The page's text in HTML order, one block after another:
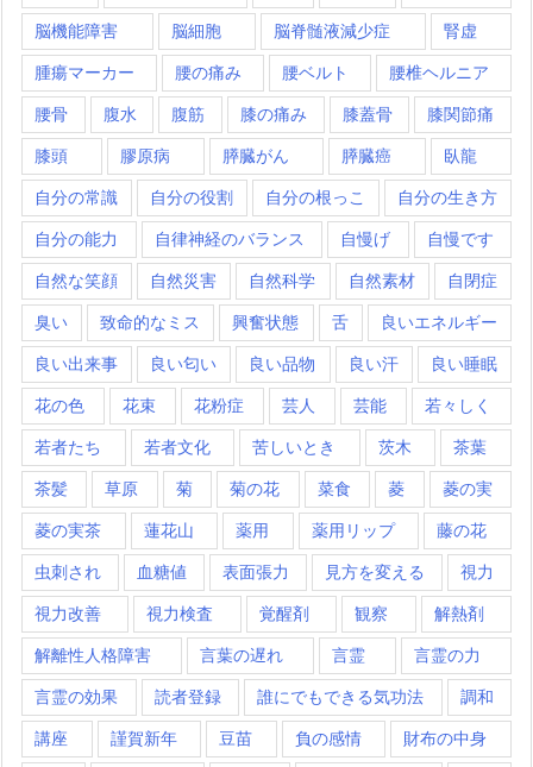
脳機能障害 脳細胞 脳脊髄液減少症 腎虚
腫瘍マーカー 腰の痛み 腰ベルト 腰椎ヘルニア
腰骨 腹水 腹筋 膝の痛み 膝蓋骨 膝関節痛
膝頭 膠原病 膵臓がん 膵臓癌 臥龍
自分の常識 自分の役割 自分の根っこ 自分の生き方
自分の能力 自律神経のバランス 自慢げ 自慢です
自然な笑顔 自然災害 自然科学 自然素材 自閉症
臭い 致命的なミス 興奮状態 舌 良いエネルギー
良い出来事 良い匂い 良い品物 良い汗 良い睡眠
花の色 花束 花粉症 芸人 芸能 若々しく
若者たち 若者文化 苦しいとき 茨木 茶葉
茶髪 草原 菊 菊の花 菜食 菱 菱の実
菱の実茶 蓮花山 薬用 薬用リップ 藤の花
虫刺され 血糖値 表面張力 見方を変える 視力
視力改善 視力検査 覚醒剤 観察 解熱剤
解離性人格障害 言葉の遅れ 言霊 言霊の力
言霊の効果 読者登録 誰にでもできる気功法 調和
講座 謹賀新年 豆苗 負の感情 財布の中身